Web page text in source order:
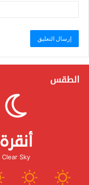
الطقس
أنقرة
Clear Sky